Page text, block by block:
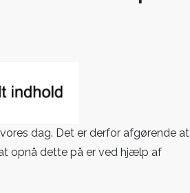
dag. Det er derfor afgørende at
opnå dette på er ved hjælp af